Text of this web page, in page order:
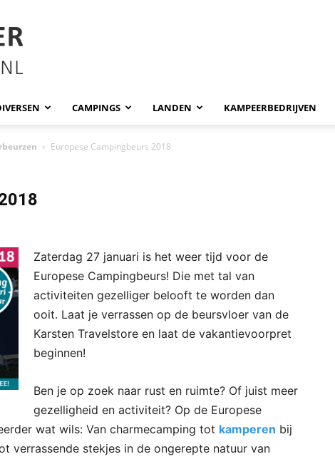
CAMPINGS LANDEN KAMPEERBEDRIJVEN
Europese Campingbeurs 2018
Zaterdag 27 januari is het weer tijd voor de
Europese Campingbeurs! Die met tal van
activiteiten gezelliger belooft te worden dan
ooit. Laat je verrassen op de beursvloer van de
Karsten Travelstore en laat de vakantievoorpret
beginnen!
Ben je op zoek naar rust en ruimte? Of juist meer
gezelligheid en activiteit? Op de Europese
wat wils: Van charmecamping tot kamperen bij
verrassende stekjes in de ongerepte natuur van